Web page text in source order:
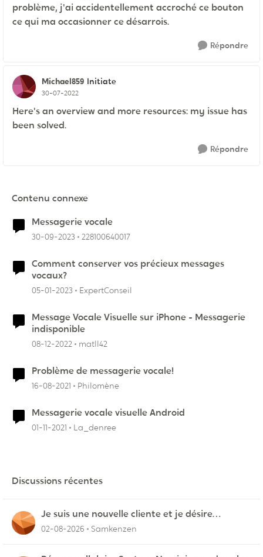
problème, j'ai accidentellement accroché ce bouton
ce qui ma occasionner ce désarrois.
Répondre
Michael859 Initiate
30-07-2022
Here's an overview and more resources: my issue has
been solved.
Répondre
Contenu connexe
Messagerie vocale
30-09-2023 228100640017
Comment conserver vos précieux messages
vocaux?
05-01-2023 ExpertConseil
Message Vocale Visuelle sur iPhone - Messagerie
indisponible
08-12-2022 matll42
Problème de messagerie vocale!
16-08-2021 Philomène
Messagerie vocale visuelle Android
01-11-2021 La_denree
Discussions récentes
Je suis une nouvelle cliente et je désire
connecter mon appareil sur videotron
02-08-2026 Samkenzen